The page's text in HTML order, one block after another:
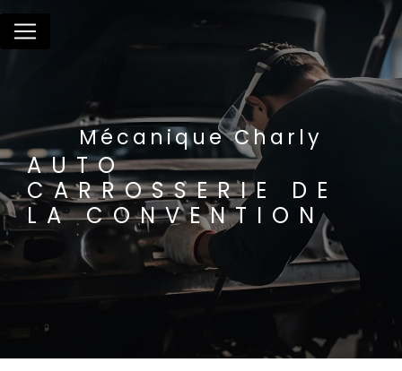
Mécanique Charly
AUTO
CARROSSERIE DE
LA CONVENTION
Panneau de gestion des cookies